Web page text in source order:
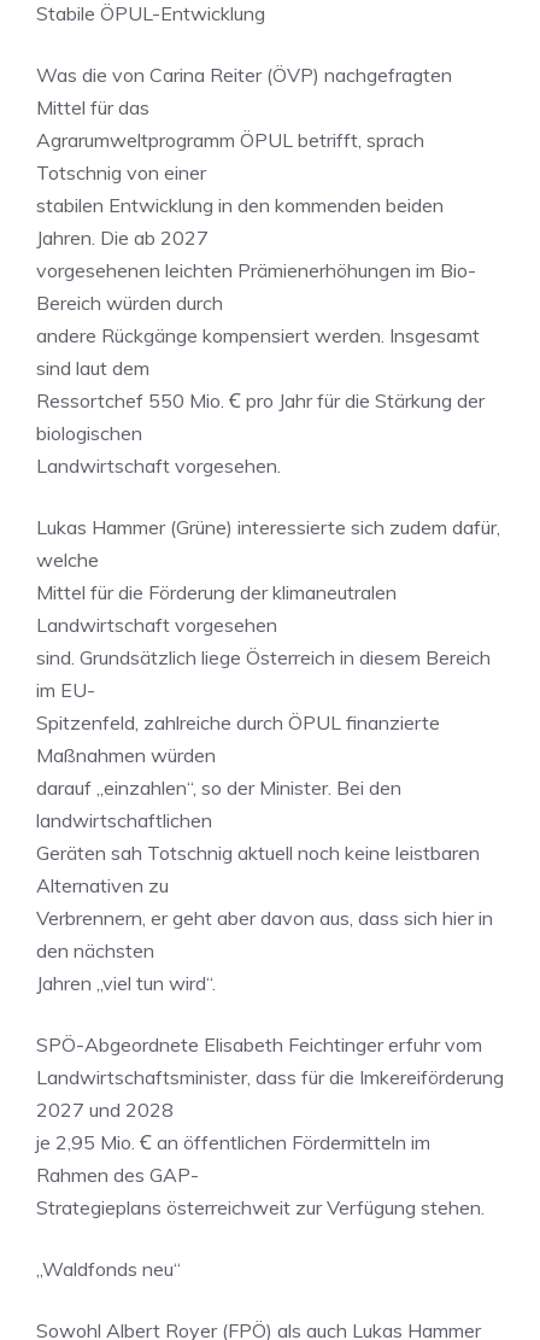
Stabile ÖPUL-Entwicklung
Was die von Carina Reiter (ÖVP) nachgefragten
Mittel für das
Agrarumweltprogramm ÖPUL betrifft, sprach
Totschnig von einer
stabilen Entwicklung in den kommenden beiden
Jahren. Die ab 2027
vorgesehenen leichten Prämienerhöhungen im Bio-
Bereich würden durch
andere Rückgänge kompensiert werden. Insgesamt
sind laut dem
Ressortchef 550 Mio. Ꞓ pro Jahr für die Stärkung der
biologischen
Landwirtschaft vorgesehen.
Lukas Hammer (Grüne) interessierte sich zudem dafür,
welche
Mittel für die Förderung der klimaneutralen
Landwirtschaft vorgesehen
sind. Grundsätzlich liege Österreich in diesem Bereich
im EU-
Spitzenfeld, zahlreiche durch ÖPUL finanzierte
Maßnahmen würden
darauf „einzahlen“, so der Minister. Bei den
landwirtschaftlichen
Geräten sah Totschnig aktuell noch keine leistbaren
Alternativen zu
Verbrennern, er geht aber davon aus, dass sich hier in
den nächsten
Jahren „viel tun wird“.
SPÖ-Abgeordnete Elisabeth Feichtinger erfuhr vom
Landwirtschaftsminister, dass für die Imkereiförderung
2027 und 2028
je 2,95 Mio. Ꞓ an öffentlichen Fördermitteln im
Rahmen des GAP-
Strategieplans österreichweit zur Verfügung stehen.
„Waldfonds neu“
Sowohl Albert Royer (FPÖ) als auch Lukas Hammer